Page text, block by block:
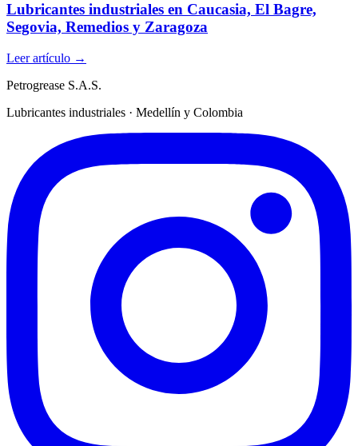
Lubricantes industriales en Caucasia, El Bagre,
Segovia, Remedios y Zaragoza
Leer artículo →
Petrogrease S.A.S.
Lubricantes industriales · Medellín y Colombia